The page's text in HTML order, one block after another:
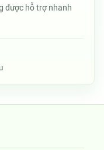
được hỗ trợ nhanh